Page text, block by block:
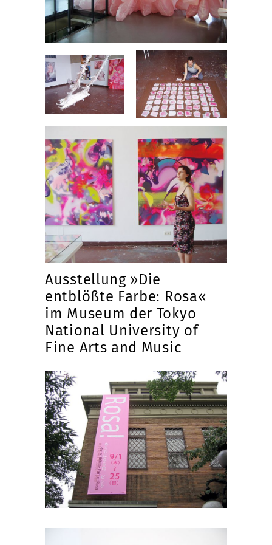
Ausstellung »Die
entblößte Farbe: Rosa«
im Museum der Tokyo
National University of
Fine Arts and Music